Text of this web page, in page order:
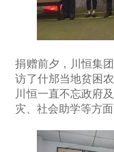
捐赠前夕，川恒集
访了什邡当地贫困
川恒一直不忘政府
灾、社会助学等方